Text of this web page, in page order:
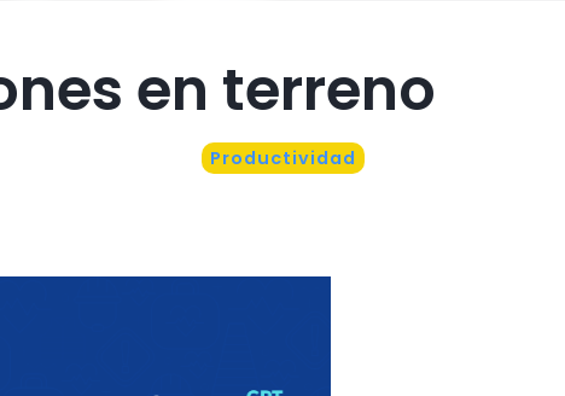
en terreno
Productividad